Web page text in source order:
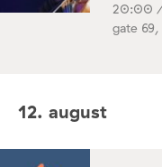
20:00
gate 69,
12. august